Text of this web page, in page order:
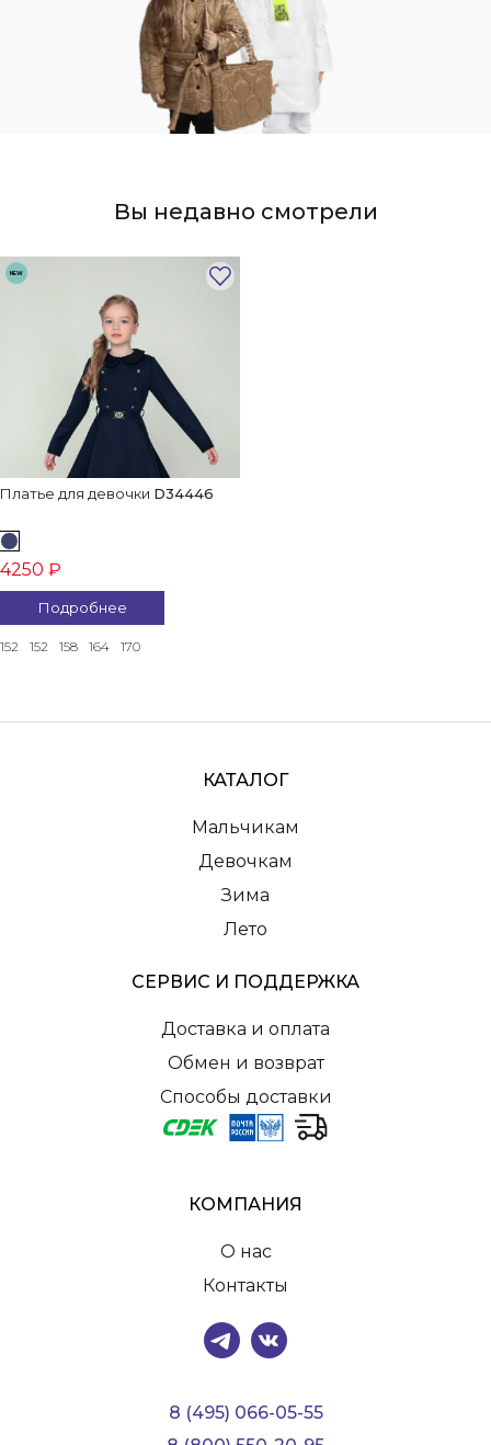
Вы недавно смотрели
NEW
Платье для девочки D34446
4250 ₽
Подробнее
152 152 158 164 170
КАТАЛОГ
Мальчикам
Девочкам
Зима
Лето
СЕРВИС И ПОДДЕРЖКА
Доставка и оплата
Обмен и возврат
Способы доставки
КОМПАНИЯ
О нас
Контакты
8 (495) 066-05-55